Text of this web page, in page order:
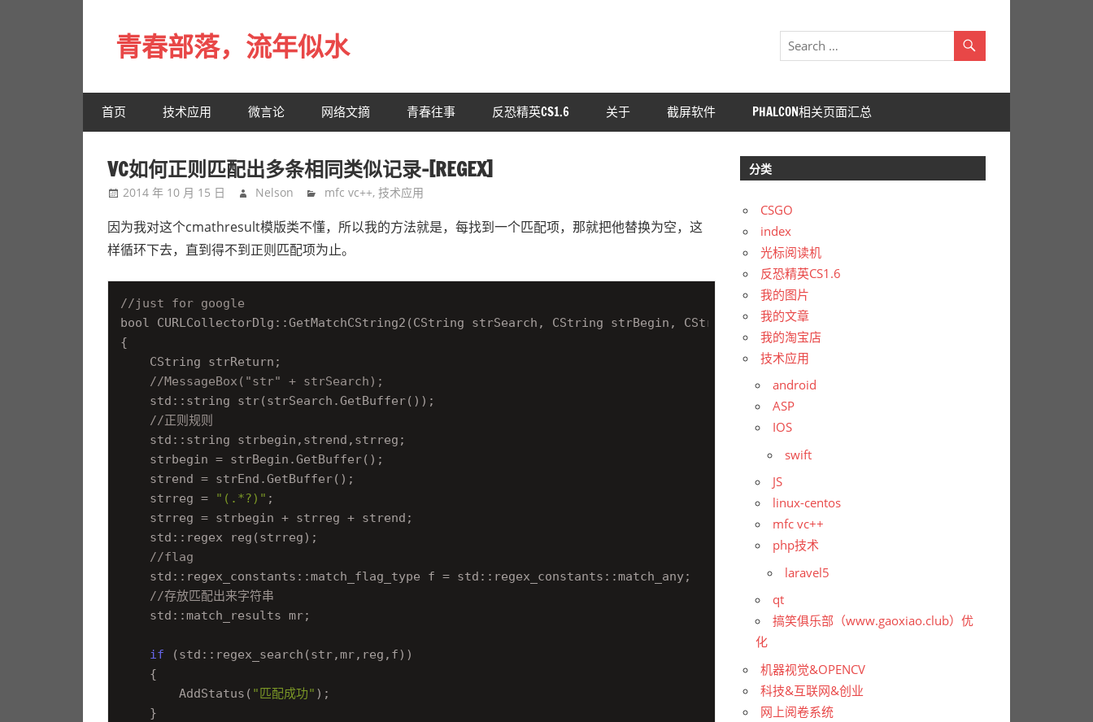
content青春部落，流年似水
春
是
一
场
远
行，
总
记
起
来
时
的
首页 技术应用 微言论 网络文摘 青春往事 反恐精英CS1.6 关于 截屏软件 PHALCON相关页面汇总
VC如何正则匹配出多条相同类似记录-[REGEX]
2014 年 10 月 15 日 Nelson mfc vc++, 技术应用
因为我对这个cmathresult模版类不懂，所以我的方法就是，每找到一个匹配项，那就把他替换为空，这
样循环下去，直到得不到正则匹配项为止。
//just for google
bool CURLCollectorDlg::GetMatchCString2(CString strSearch, CString strBegin, CString strEnd ,CStringArray &arr)
{
    CString strReturn;
//MessageBox("str" + strSearch);
    std::string str(strSearch.GetBuffer());
//正则规则
    std::string strbegin,strend,strreg;
    strbegin = strBegin.GetBuffer();
    strend = strEnd.GetBuffer();
    strreg =
"(.*?)" ;
    strreg = strbegin + strreg + strend;
    std::regex reg(strreg);
//flag
    std::regex_constants::match_flag_type f = std::regex_constants::match_any;
//存放匹配出来字符串
    std::match_results
mr;
if (std::regex_search(str,mr,reg,f))
    {
        AddStatus(
"匹配成功" );
    }
分类
CSGO
index
光标阅读机
反恐精英CS1.6
我的图片
我的文章
我的淘宝店
技术应用
android
ASP
IOS
swift
JS
linux-centos
mfc vc++
php技术
laravel5
qt
搞笑俱乐部（www.gaoxiao.club）优
化
机器视觉&OPENCV
科技&互联网&创业
网上阅卷系统